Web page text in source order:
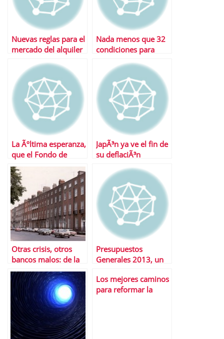
Nuevas reglas para el
mercado del alquiler
Nada menos que 32
condiciones para
bancario
La Ãºltima esperanza,
que el Fondo de
Rescate sea un banco
JapÃ³n ya ve el fin de
su deflaciÃ³n
Otras crisis, otros
bancos malos: de la
catÃ¡strofe mexicana
a las lecciones suecas
Presupuestos
Generales 2013, un
equilibrio deseado
Los mejores caminos
para reformar la